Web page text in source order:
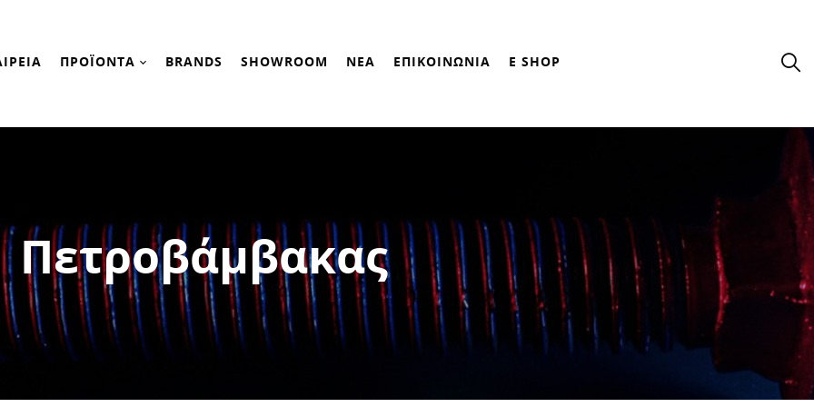
ΠΡΟΪΟΝΤΑ BRANDS SHOWROOM ΝΕΑ ΕΠΙΚΟΙΝΩΝΙΑ E SHOP
Πετροβάμβακας